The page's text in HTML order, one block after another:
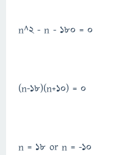
n^2 - n - 180 = 0
(n-18)(n+10) = 0
n = 18 or n = -10